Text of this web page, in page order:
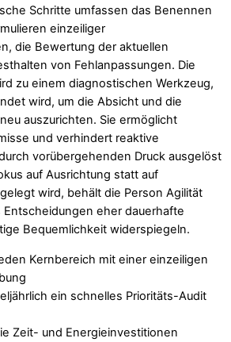
Schritte umfassen das Benennen
einzeiliger
die Bewertung der aktuellen
von Fehlanpassungen. Die
zu einem diagnostischen Werkzeug,
wird, um die Absicht und die
auszurichten. Sie ermöglicht
und verhindert reaktive
vorübergehenden Druck ausgelöst
auf Ausrichtung statt auf
wird, behält die Person Agilität
Entscheidungen eher dauerhafte
Bequemlichkeit widerspiegeln.
Kernbereich mit einer einzeiligen
ein schnelles Prioritäts-Audit
Zeit- und Energieinvestitionen